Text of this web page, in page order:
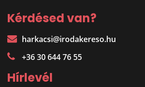
Kérdésed van?
harkacsi@irodakereso.hu
+36 30 644 76 55
Hírlevél